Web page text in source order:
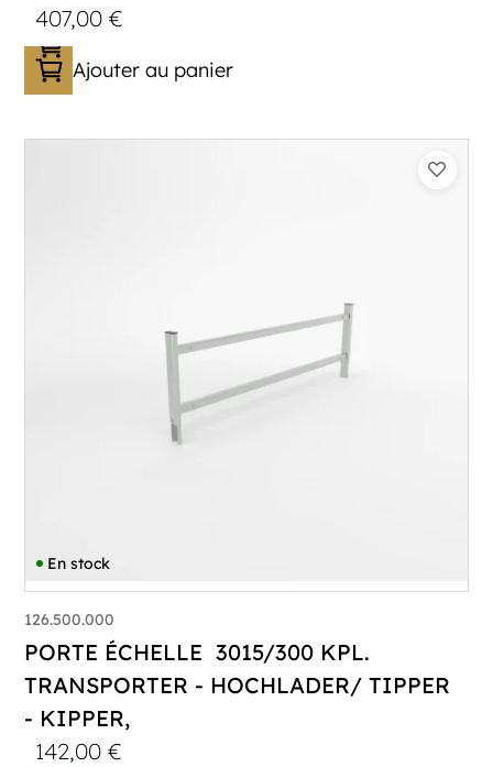
407,00€
Ajouter au panier
En stock
126.500.000
PORTE ÉCHELLE 3015/300 KPL.
TRANSPORTER - HOCHLADER/ TIPPER
- KIPPER,
142,00€